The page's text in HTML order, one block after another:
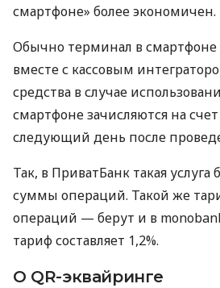
смартфоне» более экономичен.
Обычно терминал в смартфоне
вместе с кассовым
средства в случае
смартфоне зачисляются на
следующий день после
Так, в ПриватБанк такая услуга
суммы операций. Такой же
операций — берут и в
тариф составляет 1,2%.
О QR-эквайринге